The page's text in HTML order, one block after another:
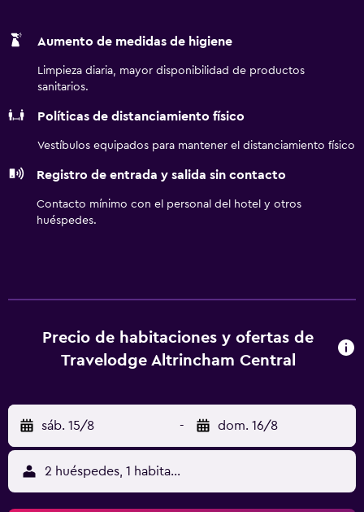
Aumento de medidas de higiene
Limpieza diaria, mayor disponibilidad de productos
sanitarios.
Políticas de distanciamiento físico
Vestíbulos equipados para mantener el distanciamiento físico
Registro de entrada y salida sin contacto
Contacto mínimo con el personal del hotel y otros
huéspedes.
Precio de habitaciones y ofertas de
Travelodge Altrincham Central
sáb. 15/8 - dom. 16/8
2 huéspedes, 1 habitación